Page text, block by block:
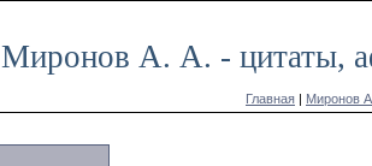
Миронов А. А. - цитаты,
Главная | Миронов